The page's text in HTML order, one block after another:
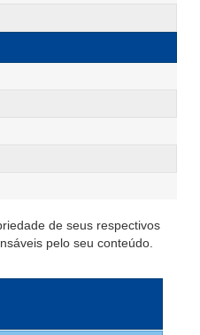
de seus respectivos
pelo seu conteúdo.